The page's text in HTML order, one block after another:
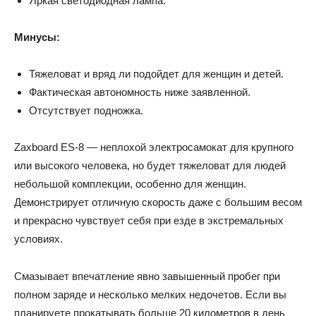
Минусы:
Тяжеловат и вряд ли подойдет для женщин и детей.
Фактическая автономность ниже заявленной.
Отсутствует подножка.
Zaxboard ES-8 — неплохой электросамокат для крупного
или высокого человека, но будет тяжеловат для людей
небольшой комплекции, особенно для женщин.
Демонстрирует отличную скорость даже с большим весом
и прекрасно чувствует себя при езде в экстремальных
условиях.
Смазывает впечатление явно завышенный пробег при
полном заряде и несколько мелких недочетов. Если вы
планируете прокатывать больше 20 километров в день